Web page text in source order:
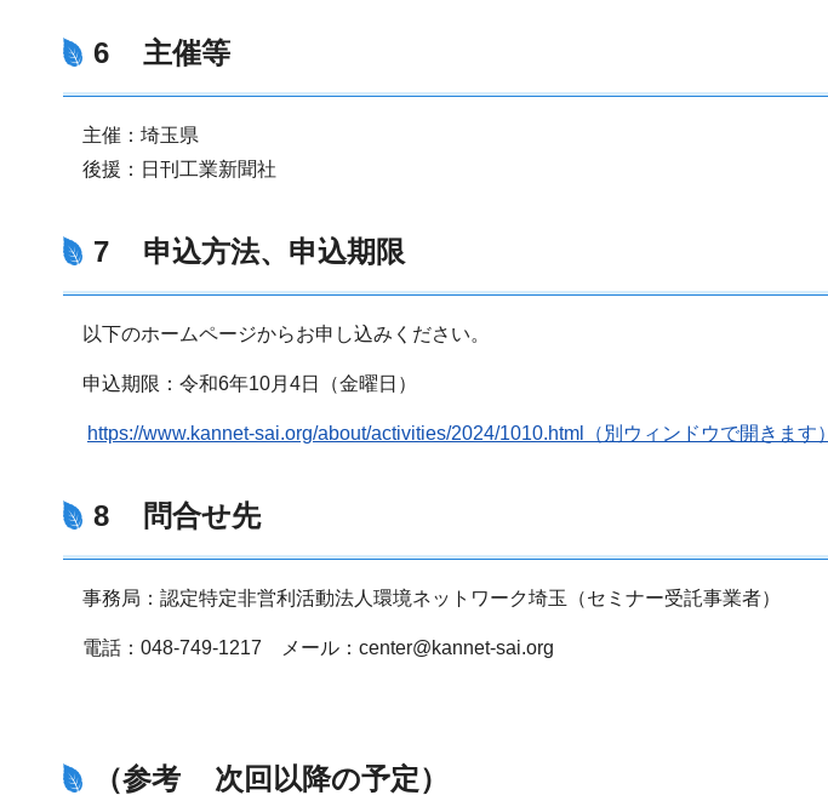
6 主催等
主催：埼玉県
後援：日刊工業新聞社
7 申込方法、申込期限
以下のホームページからお申し込みください。
申込期限：令和6年10月4日（金曜日）
https://www.kannet-sai.org/about/activities/2024/1010.html（別ウィンドウで開きます）
8 問合せ先
事務局：認定特定非営利活動法人環境ネットワーク埼玉（セミナー受託事業者）
電話：048-749-1217 メール：center@kannet-sai.org
（参考 次回以降の予定）